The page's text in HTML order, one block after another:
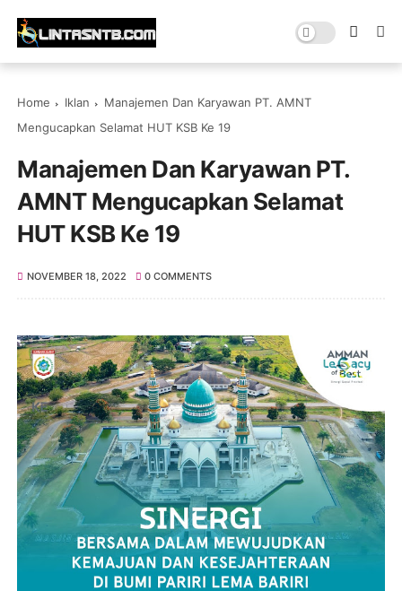
Home Iklan
Manajemen Dan Karyawan PT. AMNT
Mengucapkan Selamat HUT KSB Ke 19
Manajemen Dan Karyawan PT.
AMNT Mengucapkan Selamat
HUT KSB Ke 19
NOVEMBER 18, 2022 0 COMMENTS